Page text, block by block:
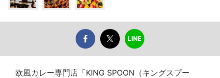
欧風カレー専門店「KING SPOON（キングスプー